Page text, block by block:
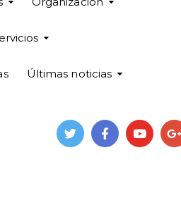
Últimas noticias